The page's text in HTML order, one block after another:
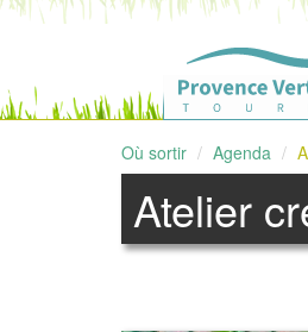
Où sortir Agenda
Atelier